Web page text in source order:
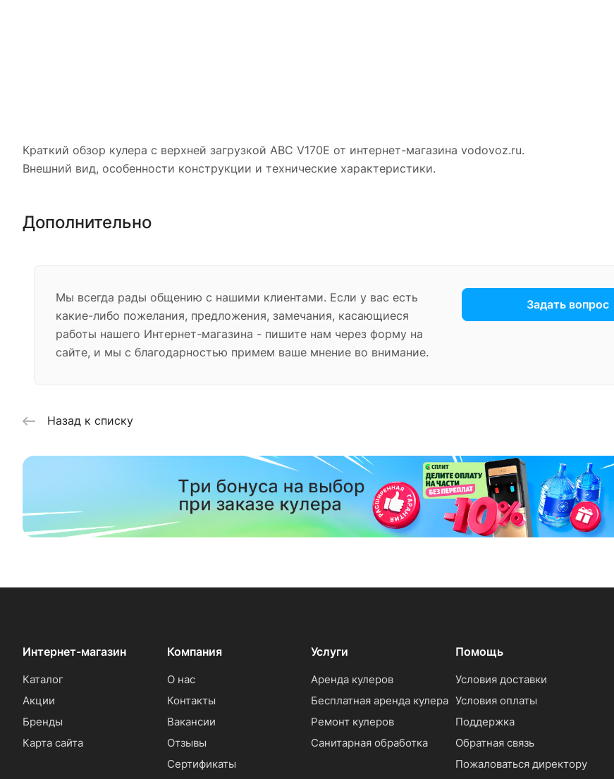
Краткий обзор кулера с верхней загрузкой ABC V170E от интернет-магазина vodovoz.ru.
Внешний вид, особенности конструкции и технические характеристики.
Дополнительно
Мы всегда рады общению с нашими клиентами. Если у вас есть
какие-либо пожелания, предложения, замечания, касающиеся
работы нашего Интернет-магазина - пишите нам через форму на
сайте, и мы с благодарностью примем ваше мнение во внимание.
Задать вопрос
Назад к списку
Интернет-магазин
Каталог
Акции
Бренды
Карта сайта
Компания
О нас
Контакты
Вакансии
Отзывы
Сертификаты
Услуги
Аренда кулеров
Бесплатная аренда кулера
Ремонт кулеров
Санитарная обработка
Помощь
Условия доставки
Условия оплаты
Поддержка
Обратная связь
Пожаловаться директору